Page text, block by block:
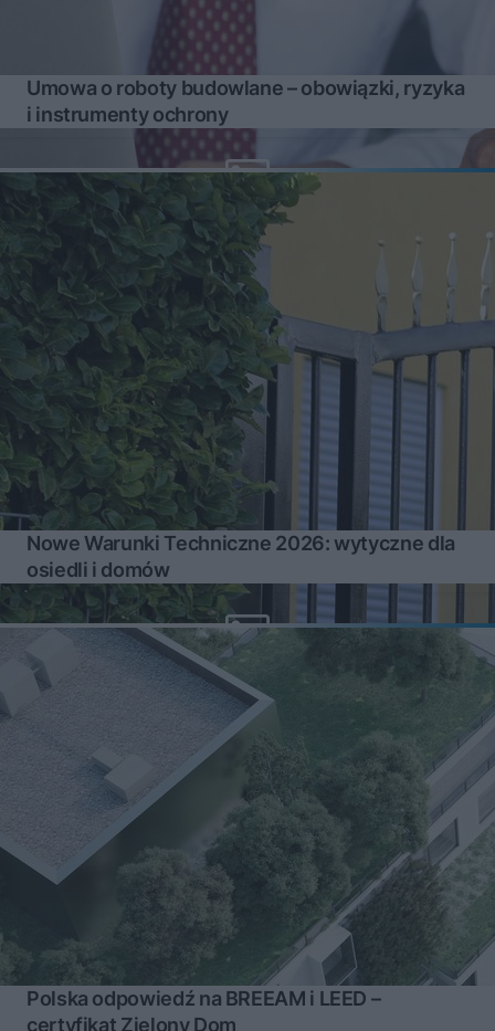
Umowa o roboty budowlane – obowiązki, ryzyka
i instrumenty ochrony
Nowe Warunki Techniczne 2026: wytyczne dla
osiedli i domów
Polska odpowiedź na BREEAM i LEED –
certyfikat Zielony Dom